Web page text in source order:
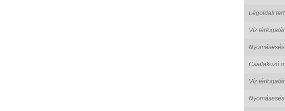
Légoldali
Víz
Nyomásesés
Csatlakozó
Víz
Nyomásesés